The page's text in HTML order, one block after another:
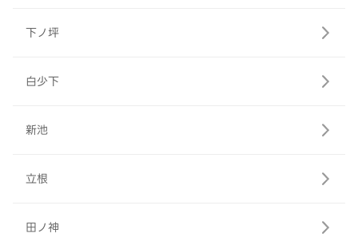
下ノ坪
白少下
新池
立根
田ノ神